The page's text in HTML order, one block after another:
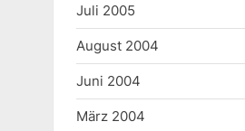
Juli 2005
August 2004
Juni 2004
März 2004